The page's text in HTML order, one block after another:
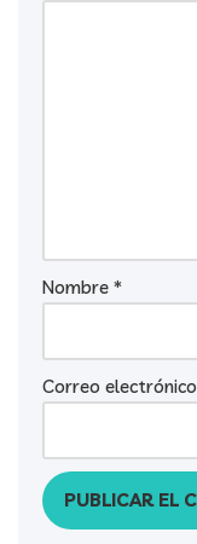
Nombre *
Correo electrónico